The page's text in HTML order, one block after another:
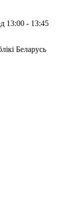
13:00 - 13:45
Беларусь